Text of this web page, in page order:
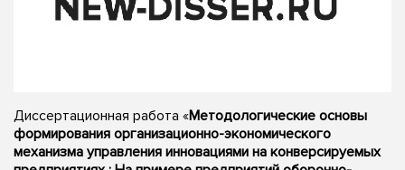
Диссертационная работа «Методологические основы
формирования организационно-экономического
механизма управления инновациями на конверсируемых